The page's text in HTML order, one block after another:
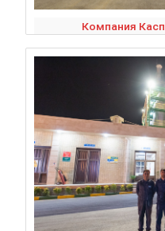
Компания